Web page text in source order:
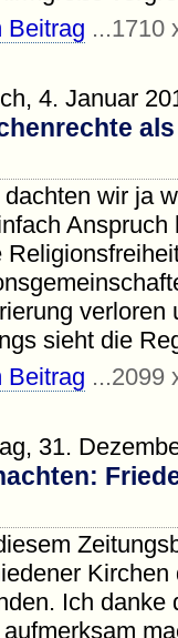
Beitrag ...1710
4. Januar
wir ja
verloren
sieht die
Beitrag ...2099
31.
Ich danke